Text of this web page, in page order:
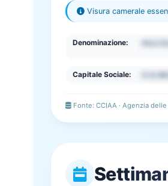
Visura camerale
Denominazione:
Capitale Sociale:
Fonte: CCIAA · Agenzia